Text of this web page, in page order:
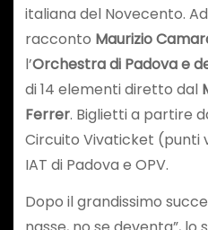
italiana del Novecento.
racconto Maurizio
l’Orchestra di Padova e
di 14 elementi diretto dal
Ferrer. Biglietti a partire
Circuito Vivaticket (punti
IAT di Padova e OPV.
Dopo il grandissimo